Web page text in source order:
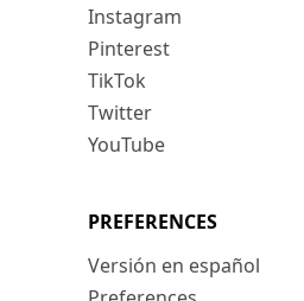
Instagram
Pinterest
TikTok
Twitter
YouTube
PREFERENCES
Versión en español